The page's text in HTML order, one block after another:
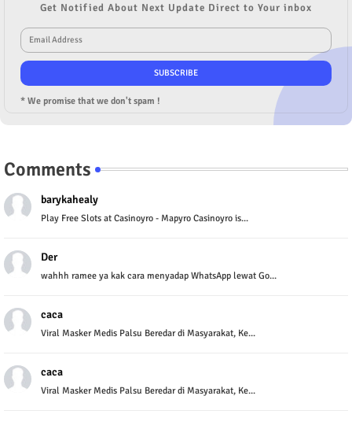
Get Notified About Next Update Direct to Your inbox
* We promise that we don't spam !
Comments
barykahealy
Play Free Slots at Casinoyro - Mapyro Casinoyro is...
Der
wahhh ramee ya kak cara menyadap WhatsApp lewat Go...
caca
Viral Masker Medis Palsu Beredar di Masyarakat, Ke...
caca
Viral Masker Medis Palsu Beredar di Masyarakat, Ke...